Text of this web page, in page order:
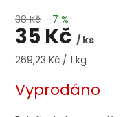
38 Kč –7 %
35 Kč / ks
Měrná
269,23 Kč / 1 kg
Vyprodáno